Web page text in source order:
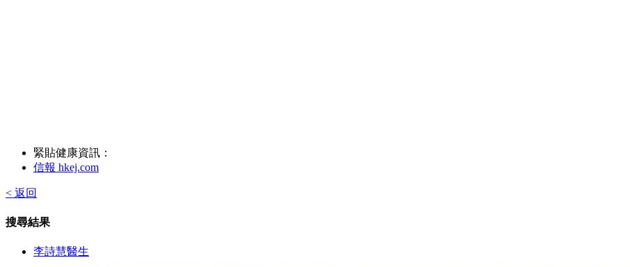
緊貼健康資訊：
信報 hkej.com
< 返回
搜尋結果
李詩慧醫生